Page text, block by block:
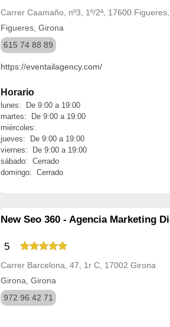
Carrer Caamaño, nº3, 1º/2ª, 17600
Figueres, Girona
615 74 88 89
https://eventailagency.com/
Horario
lunes: De 9:00 a 19:00
martes: De 9:00 a 19:00
miércoles:
jueves: De 9:00 a 19:00
viernes: De 9:00 a 19:00
sábado: Cerrado
domingo: Cerrado
New Seo 360 - Agencia Marketing
5
Carrer Barcelona, 47, 1r C, 17002 Girona
Girona, Girona
972 96 42 71